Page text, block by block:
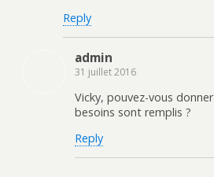
Reply
admin
31 juillet 2016
Vicky, pouvez-vous
besoins sont remplis ?
Reply